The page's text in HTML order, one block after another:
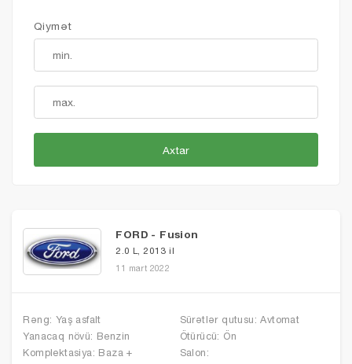
Qiymət
Axtar
FORD - Fusion
2.0 L, 2013 il
11 mart 2022
Rəng: Yaş asfalt
Yanacaq növü: Benzin
Komplektasiya: Baza +
Sürətlər qutusu: Avtomat
Ötürücü: Ön
Salon: